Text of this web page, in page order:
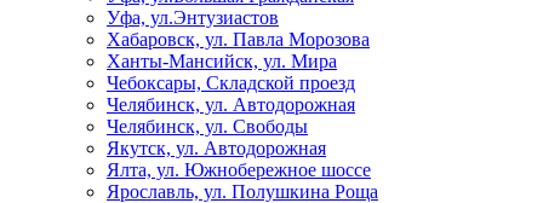
Уфа, ул.Энтузиастов
Хабаровск, ул. Павла Морозова
Ханты-Мансийск, ул. Мира
Чебоксары, Складской проезд
Челябинск, ул. Автодорожная
Челябинск, ул. Свободы
Якутск, ул. Автодорожная
Ялта, ул. Южнобережное шоссе
Ярославль, ул. Полушкина Роща